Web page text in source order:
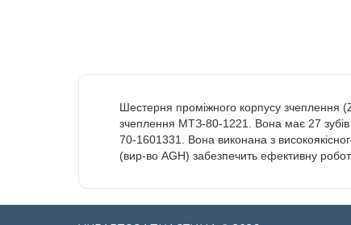
Шестерня проміжного корпусу
зчеплення МТЗ-80-1221. Вона має 27
70-1601331. Вона виконана з
(вир-во AGH) забезпечить ефективну